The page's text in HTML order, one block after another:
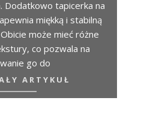
Dodatkowo tapicerka na
miękką i stabilną
może mieć różne
co pozwala na
go do
ARTYKUŁ